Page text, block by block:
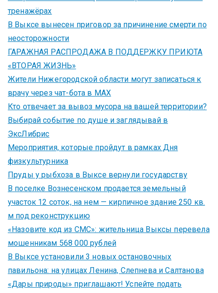
тренажёрах
В Выксе вынесен приговор за причинение смерти по
неосторожности
ГАРАЖНАЯ РАСПРОДАЖА В ПОДДЕРЖКУ ПРИЮТА
«ВТОРАЯ ЖИЗНЬ»
Жители Нижегородской области могут записаться к
врачу через чат-бота в MAX
Кто отвечает за вывоз мусора на вашей территории?
Выбирай событие по душе и заглядывай в
ЭксЛибрис
Мероприятия, которые пройдут в рамках Дня
физкультурника
Пруды у рыбхоза в Выксе вернули государству
В поселке Вознесенском продается земельный
участок 12 соток, на нем — кирпичное здание 250 кв.
м под реконструкцию
«Назовите код из СМС»: жительница Выксы перевела
мошенникам 568 000 рублей
В Выксе установили 3 новых остановочных
павильона: на улицах Ленина, Слепнева и Салтанова
«Дары природы» приглашают! Успейте подать